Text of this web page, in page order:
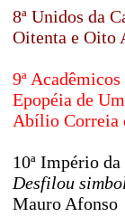
8ª Unidos da
Oitenta e Oito
9ª
Epopéia de
Abílio Correia
10ª Império
Desfilou
Mauro Afonso